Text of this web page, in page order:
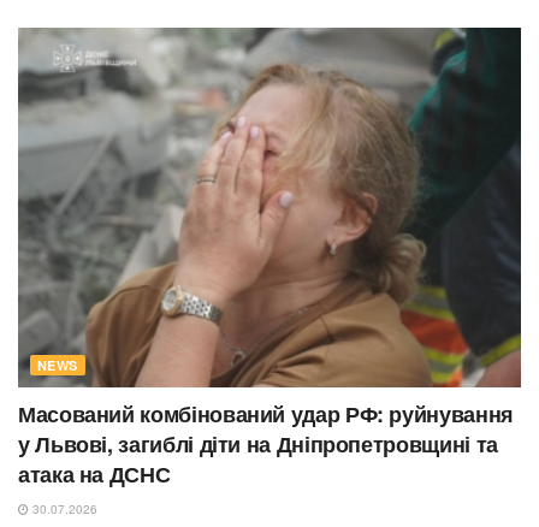
NEWS
Масований комбінований удар РФ: руйнування
у Львові, загиблі діти на Дніпропетровщині та
атака на ДСНС
30.07.2026